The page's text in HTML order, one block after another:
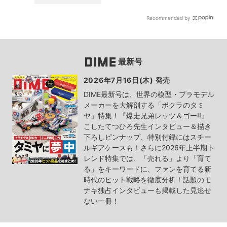
Recommended by
最新号
2026年7月16日(木) 発売
DIME最新号は、世界の模型・プラモデル
メーカーを大解剖する「ボクラのタミ
ヤ」特集！『爆走兄弟レッツ＆ゴー!!』
こしたてつひろ先生インタビュー＆描き
下ろしピンナップ、特別付録にはスチー
ルギアケースも！さらに2026年上半期ト
レンド特集では、「売れる」より「育て
る」をキーワードに、ファンを育てる新
時代のヒット戦略を徹底分析！話題のモ
ナキ独占インタビューも掲載した見逃せ
ない一冊！